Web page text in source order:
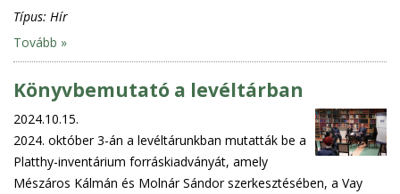
Típus: Hír
Tovább »
Könyvbemutató a levéltárban
2024.10.15.
2024. október 3-án a levéltárunkban mutatták be a
Platthy-inventárium forráskiadványát, amely
Mészáros Kálmán és Molnár Sándor szerkesztésében, a Vay